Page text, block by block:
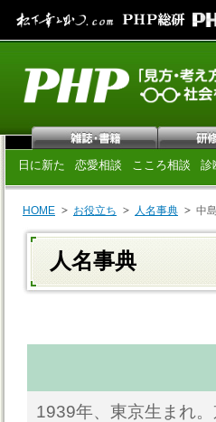
日に新た 恋愛相談 こころ相談 診
HOME お役立ち 人名事典 中
人名事典
1939年、東京生まれ